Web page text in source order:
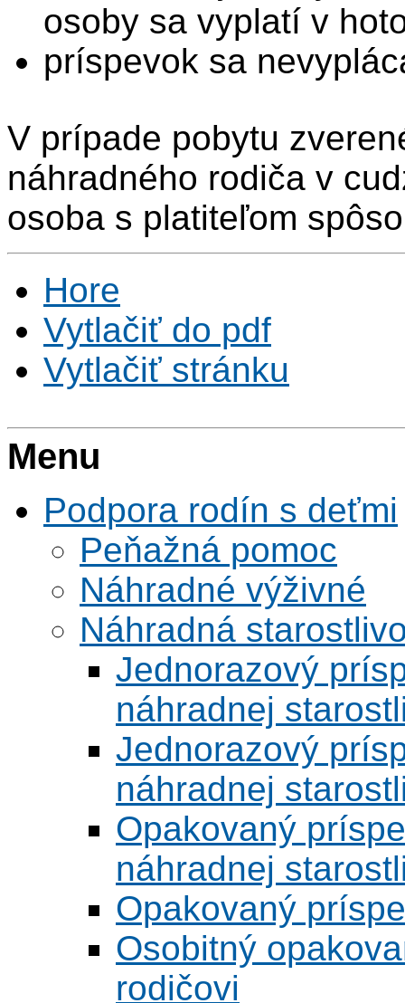
osoby sa vyplatí v
príspevok sa
V prípade pobytu
náhradného rodiča v
osoba s platiteľom
Hore
Vytlačiť do pdf
Vytlačiť stránku
Menu
Podpora rodín s deťmi
Peňažná pomoc
Náhradné výživné
Náhradná
Jednorazový
náhradnej
Jednorazový
náhradnej
Opakovaný
náhradnej
Opakovaný
Osobitný
rodičovi